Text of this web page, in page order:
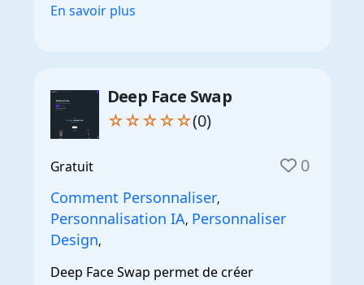
En savoir plus
Deep Face Swap
☆☆☆☆☆(0)
Gratuit 0
Comment Personnaliser,
Personnalisation IA, Personnaliser
Design,
Deep Face Swap permet de créer